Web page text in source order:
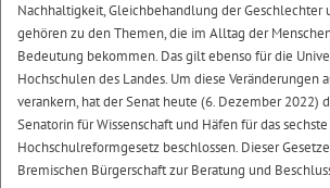
Nachhaltigkeit, Gleichbehandlung der Geschlechter
gehören zu den Themen, die im Alltag der
Bedeutung bekommen. Das gilt ebenso für die
Hochschulen des Landes. Um diese Veränderungen
verankern, hat der Senat heute (6. Dezember 2022)
Senatorin für Wissenschaft und Häfen für das sechste
Hochschulreformgesetz beschlossen. Dieser
Bremischen Bürgerschaft zur Beratung und